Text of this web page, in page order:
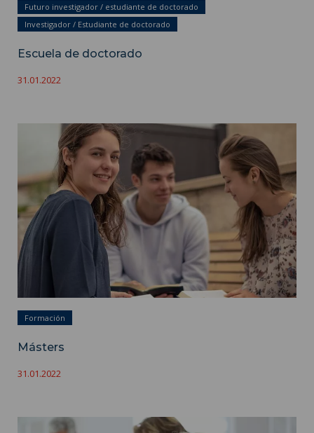
Futuro investigador / estudiante de doctorado
Investigador / Estudiante de doctorado
Escuela de doctorado
31.01.2022
Másters ">
Formación
Másters
31.01.2022
Aprendizaje permanente ">